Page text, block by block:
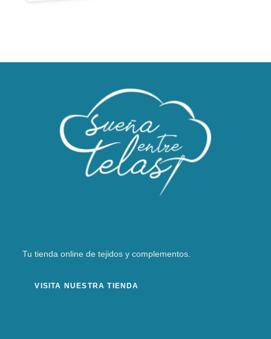
Tu tienda online de tejidos y complementos.
VISITA NUESTRA TIENDA